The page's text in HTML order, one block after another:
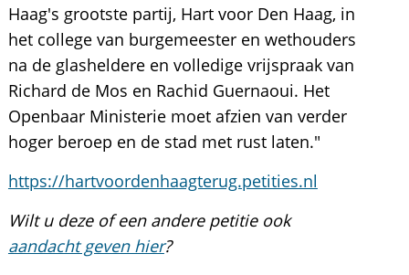
Haag's grootste partij, Hart voor Den Haag, in
het college van burgemeester en wethouders
na de glasheldere en volledige vrijspraak van
Richard de Mos en Rachid Guernaoui. Het
Openbaar Ministerie moet afzien van verder
hoger beroep en de stad met rust laten."
https://hartvoordenhaagterug.petities.nl
Wilt u deze of een andere petitie ook
aandacht geven hier?